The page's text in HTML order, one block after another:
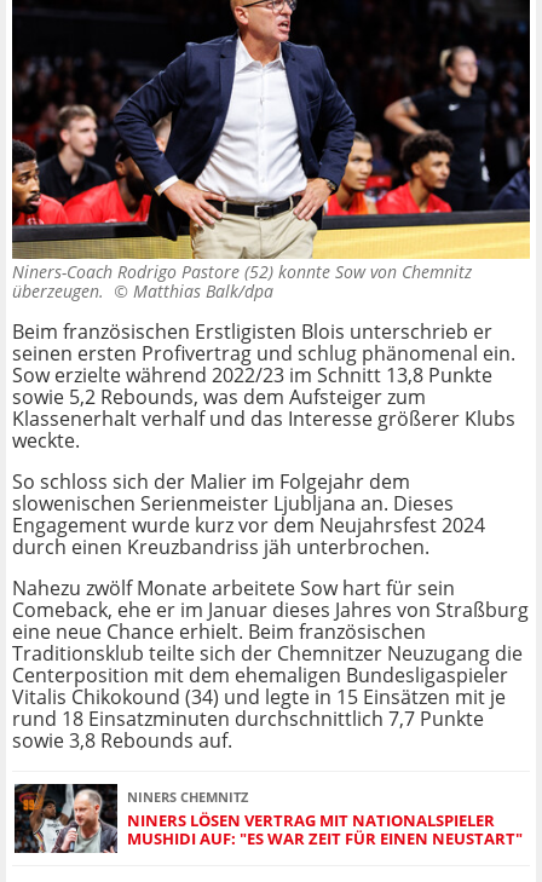
Niners-Coach Rodrigo Pastore (52) konnte Sow von Chemnitz
überzeugen. © Matthias Balk/dpa
Beim französischen Erstligisten Blois unterschrieb er
seinen ersten Profivertrag und schlug phänomenal ein.
Sow erzielte während 2022/23 im Schnitt 13,8 Punkte
sowie 5,2 Rebounds, was dem Aufsteiger zum
Klassenerhalt verhalf und das Interesse größerer Klubs
weckte.
So schloss sich der Malier im Folgejahr dem
slowenischen Serienmeister Ljubljana an. Dieses
Engagement wurde kurz vor dem Neujahrsfest 2024
durch einen Kreuzbandriss jäh unterbrochen.
Nahezu zwölf Monate arbeitete Sow hart für sein
Comeback, ehe er im Januar dieses Jahres von Straßburg
eine neue Chance erhielt. Beim französischen
Traditionsklub teilte sich der Chemnitzer Neuzugang die
Centerposition mit dem ehemaligen Bundesligaspieler
Vitalis Chikokound (34) und legte in 15 Einsätzen mit je
rund 18 Einsatzminuten durchschnittlich 7,7 Punkte
sowie 3,8 Rebounds auf.
NINERS CHEMNITZ
NINERS LÖSEN VERTRAG MIT NATIONALSPIELER
MUSHIDI AUF: "ES WAR ZEIT FÜR EINEN NEUSTART"